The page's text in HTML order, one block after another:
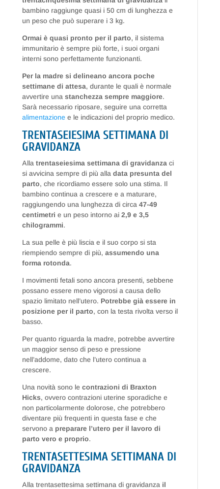
bambino raggiunge quasi i 50 cm di lunghezza e
un peso che può superare i 3 kg.
Ormai è quasi pronto per il parto, il sistema
immunitario è sempre più forte, i suoi organi
interni sono perfettamente funzionanti.
Per la madre si delineano ancora poche
settimane di attesa, durante le quali è normale
avvertire unastanchezza sempre maggiore.
Sarà necessario riposare, seguire una corretta
alimentazionee le indicazioni del proprio medico.
TRENTASEIESIMA SETTIMANA DI
GRAVIDANZA
Alla trentaseiesima settimana di gravidanzaci
si avvicina sempre di più alla data presunta del
parto, che ricordiamo essere solo una stima. Il
bambino continua a crescere e a maturare,
raggiungendo una lunghezza di circa 47-49
centimetri e un peso intorno ai 2,9 e 3,5
chilogrammi.
La sua pelle è più liscia e il suo corpo si sta
riempiendo sempre di più, assumendo una
forma rotonda.
I movimenti fetali sono ancora presenti, sebbene
possano essere meno vigorosi a causa dello
spazio limitato nell’utero. Potrebbe già essere in
posizione per il parto, con la testa rivolta verso il
basso.
Per quanto riguarda la madre, potrebbe avvertire
un maggior senso di peso e pressione
nell’addome, dato che l’utero continua a
crescere.
Una novità sono le contrazioni di Braxton
Hicks, ovvero contrazioni uterine sporadiche e
non particolarmente dolorose, che potrebbero
diventare più frequenti in questa fase e che
servono a preparare l’utero per il lavoro di
parto vero e proprio.
TRENTASETTESIMA SETTIMANA DI
GRAVIDANZA
Alla trentasettesima settimana di gravidanza il